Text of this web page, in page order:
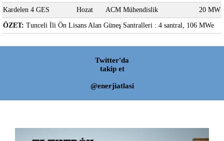
Kardelen 4 GES Hozat ACM Mühendislik 20 MW
ÖZET: Tunceli İli Ön Lisans Alan Güneş Santralleri : 4 santral, 106 MWe
Twitter'da
takip et
@enerjiatlasi